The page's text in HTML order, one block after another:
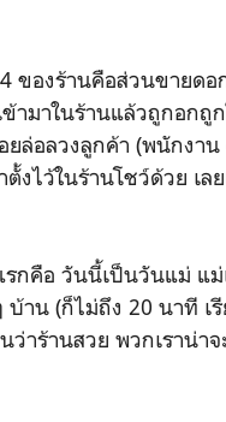
ของร้านคือส่วนขายด
ามาในร้านแล้วถูกอกถู
ล่อลวงลูกค้า (พนักงาน
งไว้ในร้านโชว์ด้วย เล
กคือ วันนี้เป็นวันแม่ แม่
าน (ก็ไม่ถึง 20 นาที เ
าร้านสวย พวกเราน่า